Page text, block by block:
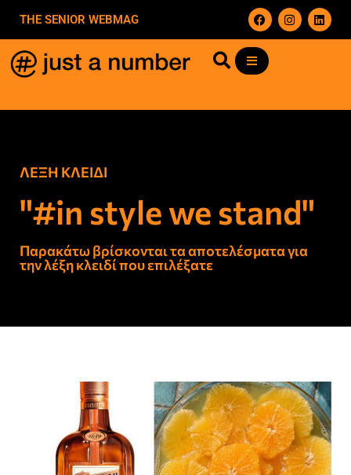
THE SENIOR WEBMAG
ΛΕΞΗ ΚΛΕΙΔΙ
"#in style we stand"
Παρακάτω βρίσκονται τα αποτελέσματα για
την λέξη κλειδί που επιλέξατε